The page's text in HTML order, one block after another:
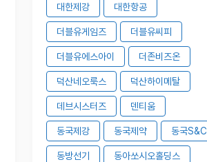
대한제강 대한항공
더블유게임즈 더블유씨피
더블유에스아이 더존비즈온
덕산네오룩스 덕산하이메탈
데브시스터즈 덴티움
동국제강 동국제약 동국S&C
동방선기 동아쏘시오홀딩스